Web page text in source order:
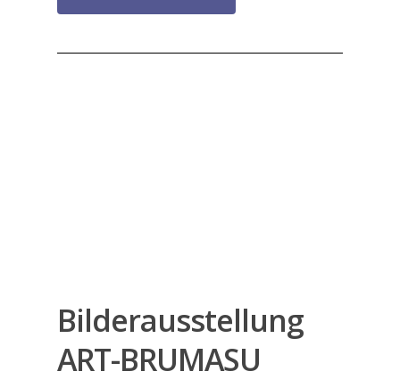
Bilderausstellung
ART-BRUMASU